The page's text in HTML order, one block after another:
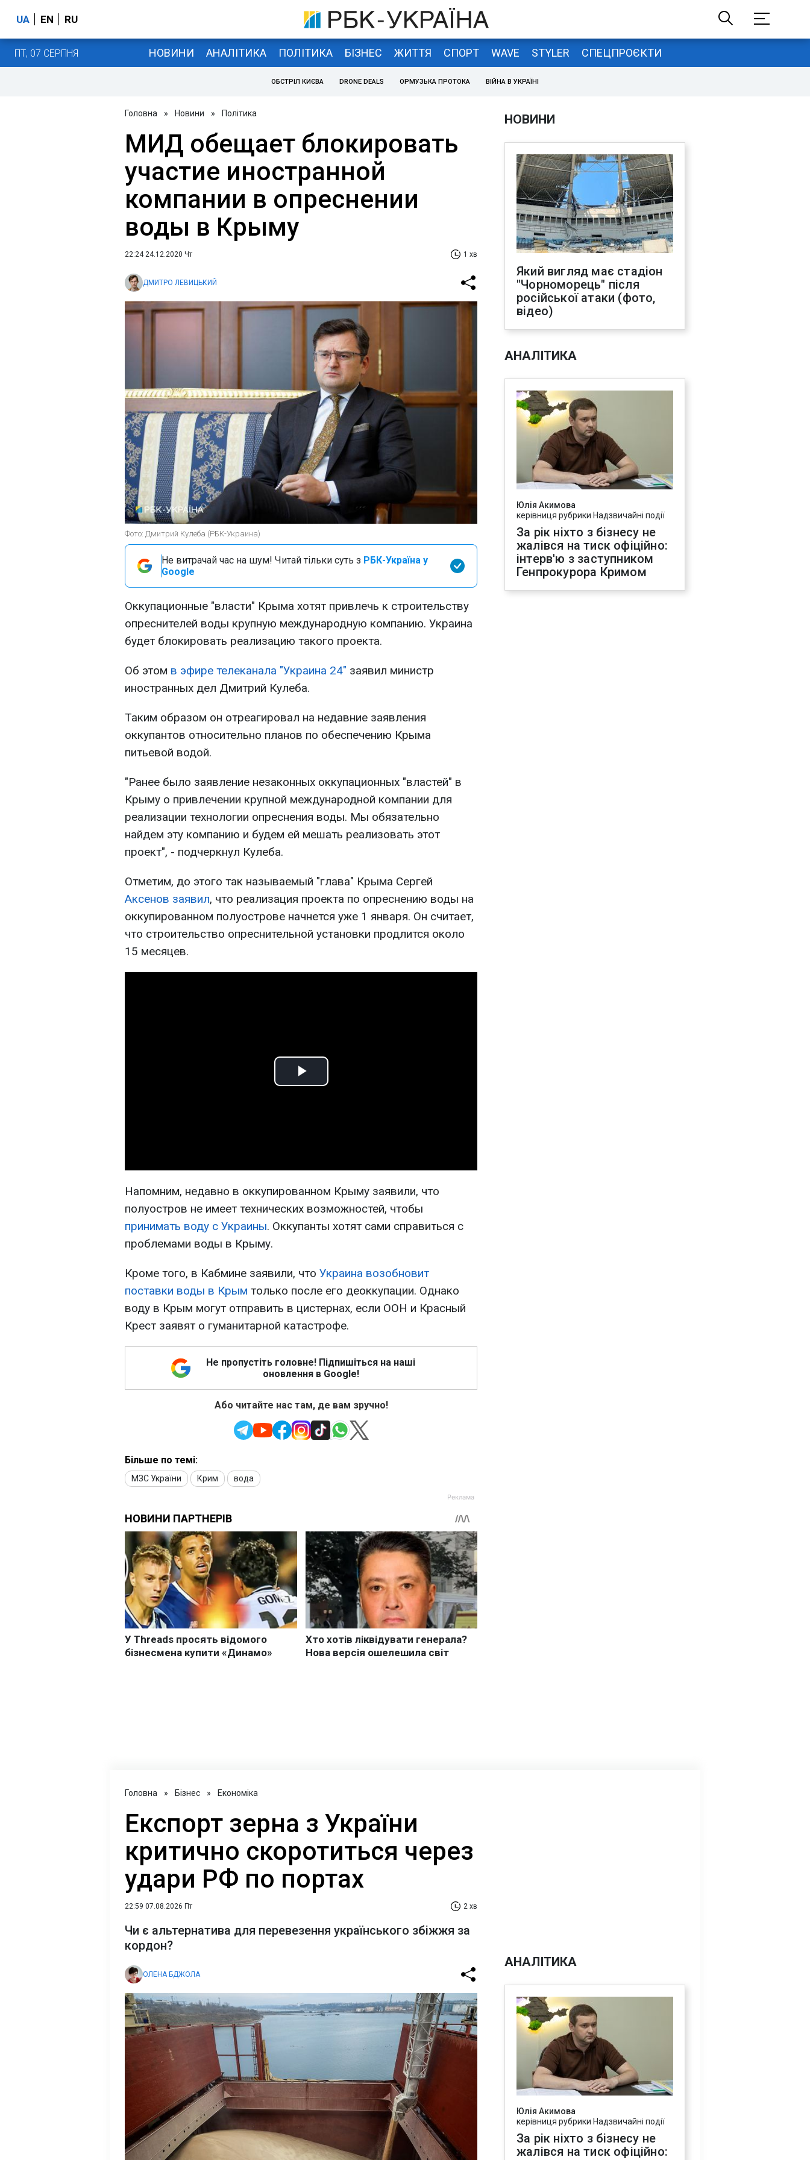
UA EN RU
ПТ, 07 СЕРПНЯ НОВИНИ АНАЛІТИКА ПОЛІТИКА БІЗНЕС ЖИТТЯ СПОРТ WAVE STYLER СПЕЦПРОЄКТИ
ОБСТРІЛ КИЄВА DRONE DEALS ОРМУЗЬКА ПРОТОКА ВІЙНА В УКРАЇНІ
Головна » Новини » Політика
МИД обещает блокировать
участие иностранной
компании в опреснении
воды в Крыму
22:24 24.12.2020 Чт 1 хв
ДМИТРО ЛЕВИЦЬКИЙ
Фото: Дмитрий Кулеба (РБК-Украина)
Не витрачай час на шум! Читай тільки суть з РБК-Україна у
Google
Оккупационные "власти" Крыма хотят привлечь к строительству
опреснителей воды крупную международную компанию. Украина
будет блокировать реализацию такого проекта.
Об этом в эфире телеканала "Украина 24" заявил министр
иностранных дел Дмитрий Кулеба.
Таким образом он отреагировал на недавние заявления
оккупантов относительно планов по обеспечению Крыма
питьевой водой.
"Ранее было заявление незаконных оккупационных "властей" в
Крыму о привлечении крупной международной компании для
реализации технологии опреснения воды. Мы обязательно
найдем эту компанию и будем ей мешать реализовать этот
проект", - подчеркнул Кулеба.
Отметим, до этого так называемый "глава" Крыма Сергей
Аксенов заявил, что реализация проекта по опреснению воды на
оккупированном полуострове начнется уже 1 января. Он считает,
что строительство опреснительной установки продлится около
15 месяцев.
Play
Напомним, недавно в оккупированном Крыму заявили, что
полуостров не имеет технических возможностей, чтобы
принимать воду с Украины. Оккупанты хотят сами справиться с
проблемами воды в Крыму.
Кроме того, в Кабмине заявили, что Украина возобновит
поставки воды в Крым только после его деоккупации. Однако
воду в Крым могут отправить в цистернах, если ООН и Красный
Крест заявят о гуманитарной катастрофе.
Не пропустіть головне! Підпишіться на наші
оновлення в Google!
Або читайте нас там, де вам зручно!
Більше по темі:
МЗС України Крим вода
НОВИНИ
Який вигляд має стадіон
"Чорноморець" після
російської атаки (фото,
відео)
АНАЛІТИКА
Юлія Акимова
керівниця рубрики Надзвичайні події
За рік ніхто з бізнесу не
жалівся на тиск офіційно:
інтерв'ю з заступником
Генпрокурора Кримом
Головна » Бізнес » Економіка
Експорт зерна з України
критично скоротиться через
удари РФ по портах
22:59 07.08.2026 Пт 2 хв
Чи є альтернатива для перевезення українського збіжжя за
кордон?
ОЛЕНА БДЖОЛА
АНАЛІТИКА
Юлія Акимова
керівниця рубрики Надзвичайні події
За рік ніхто з бізнесу не
жалівся на тиск офіційно: